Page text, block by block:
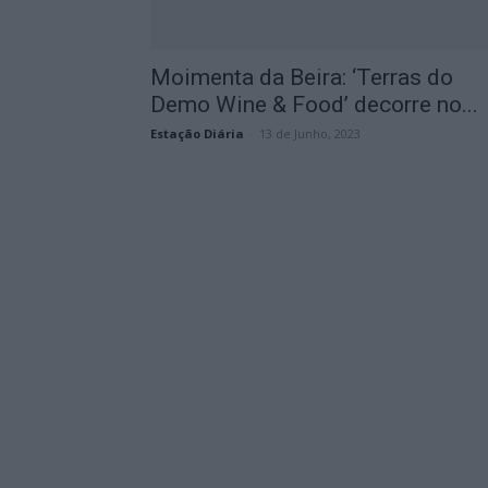
Moimenta da Beira: ‘Terras do
Demo Wine & Food’ decorre no...
Estação Diária 13 de Junho, 2023